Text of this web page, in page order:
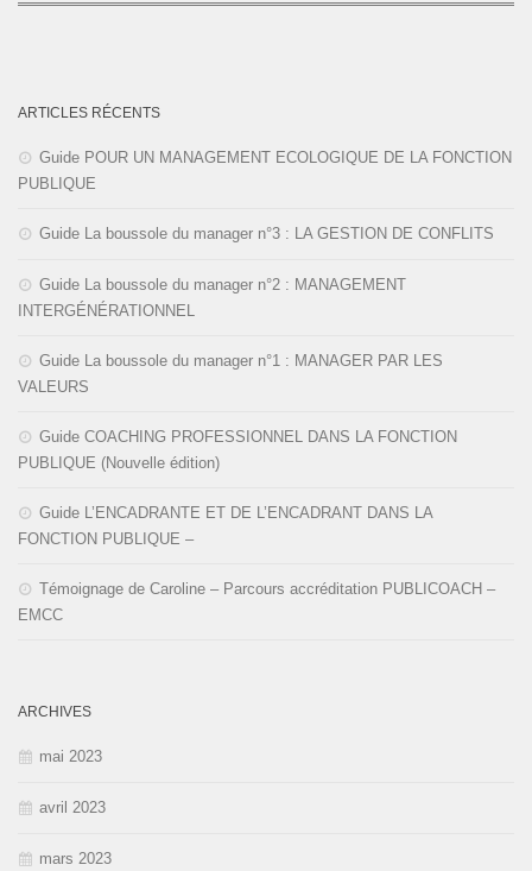
ARTICLES RÉCENTS
Guide POUR UN MANAGEMENT ECOLOGIQUE DE LA FONCTION
PUBLIQUE
Guide La boussole du manager n°3 : LA GESTION DE CONFLITS
Guide La boussole du manager n°2 : MANAGEMENT
INTERGÉNÉRATIONNEL
Guide La boussole du manager n°1 : MANAGER PAR LES
VALEURS
Guide COACHING PROFESSIONNEL DANS LA FONCTION
PUBLIQUE (Nouvelle édition)
Guide L’ENCADRANTE ET DE L’ENCADRANT DANS LA
FONCTION PUBLIQUE –
Témoignage de Caroline – Parcours accréditation PUBLICOACH –
EMCC
ARCHIVES
mai 2023
avril 2023
mars 2023